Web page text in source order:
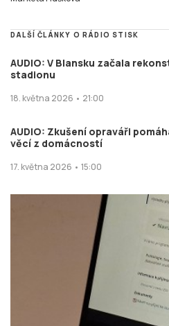
DALŠÍ ČLÁNKY O RÁDIO STISK
AUDIO: V Blansku začala
stadionu
18. května 2026 • 21:00
AUDIO: Zkušení opraváři
věcí z domácností
17. května 2026 • 15:00